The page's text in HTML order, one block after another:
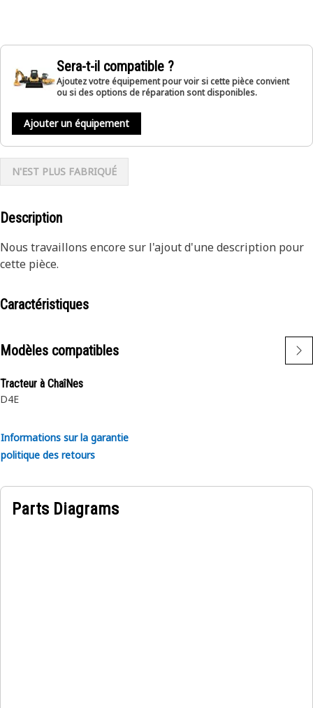
Sera-t-il compatible ?
Ajoutez votre équipement pour voir si cette pièce convient
ou si des options de réparation sont disponibles.
Ajouter un équipement
N'EST PLUS FABRIQUÉ
Description
Nous travaillons encore sur l'ajout d'une description pour
cette pièce.
Caractéristiques
Modèles compatibles
Tracteur à ChaîNes
D4E
Informations sur la garantie
politique des retours
Parts Diagrams